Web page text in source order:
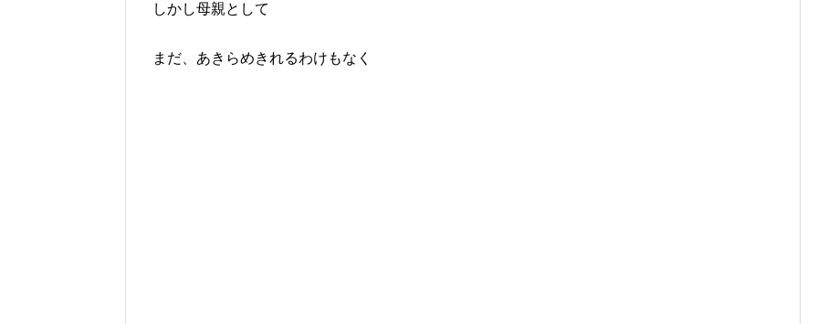
しかし母親として
まだ、あきらめきれるわけもなく